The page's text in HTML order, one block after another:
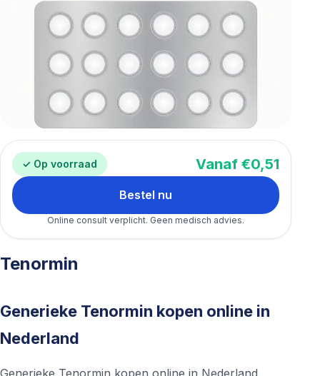
✓ Op voorraad Vanaf €0,51
Bestel nu
Online consult verplicht. Geen medisch advies.
Tenormin
Generieke Tenormin kopen online in
Nederland
Generieke Tenormin kopen online in Nederland